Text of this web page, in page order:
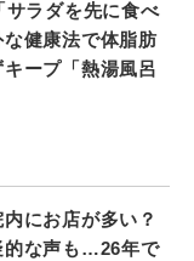
ラダを先に食べ
健康法で体脂肪
ープ「熱湯風呂
にお店が多い？
的な声も…26年で